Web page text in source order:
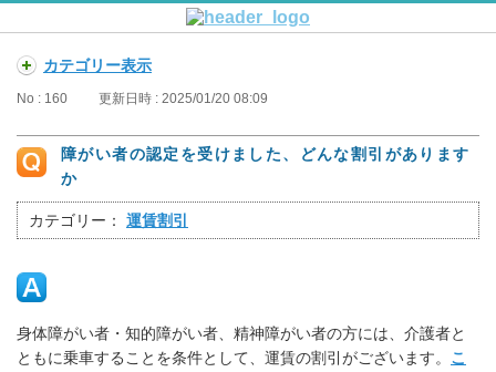
カテゴリー表示
No : 160 更新日時 : 2025/01/20 08:09
障がい者の認定を受けました、どんな割引があります
か
カテゴリー： 運賃割引
身体障がい者・知的障がい者、精神障がい者の方には、介護者と
ともに乗車することを条件として、運賃の割引がございます。 こ